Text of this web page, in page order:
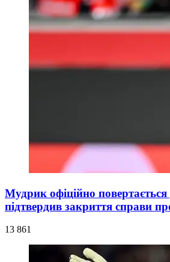
Мудрик офіційно
підтвердив закриття справи
13 861